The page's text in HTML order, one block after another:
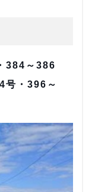
384～386
号・396～